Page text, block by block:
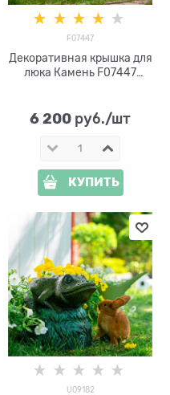
F07447
Декоративная крышка для
люка Камень F07447
6 200 руб./шт
КУПИТЬ
U09182